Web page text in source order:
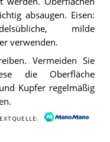
absaugen. Eisen:
milde
verwenden.
Vermeiden Sie
die Oberfläche
Kupfer regelmäßig